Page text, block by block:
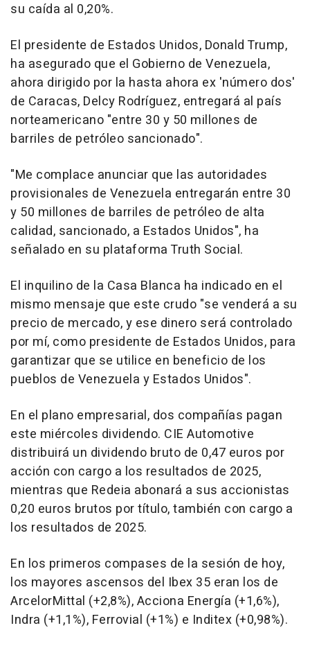
su caída al 0,20%.
El presidente de Estados Unidos, Donald Trump,
ha asegurado que el Gobierno de Venezuela,
ahora dirigido por la hasta ahora ex 'número dos'
de Caracas, Delcy Rodríguez, entregará al país
norteamericano "entre 30 y 50 millones de
barriles de petróleo sancionado".
"Me complace anunciar que las autoridades
provisionales de Venezuela entregarán entre 30
y 50 millones de barriles de petróleo de alta
calidad, sancionado, a Estados Unidos", ha
señalado en su plataforma Truth Social.
El inquilino de la Casa Blanca ha indicado en el
mismo mensaje que este crudo "se venderá a su
precio de mercado, y ese dinero será controlado
por mí, como presidente de Estados Unidos, para
garantizar que se utilice en beneficio de los
pueblos de Venezuela y Estados Unidos".
En el plano empresarial, dos compañías pagan
este miércoles dividendo. CIE Automotive
distribuirá un dividendo bruto de 0,47 euros por
acción con cargo a los resultados de 2025,
mientras que Redeia abonará a sus accionistas
0,20 euros brutos por título, también con cargo a
los resultados de 2025.
En los primeros compases de la sesión de hoy,
los mayores ascensos del Ibex 35 eran los de
ArcelorMittal (+2,8%), Acciona Energía (+1,6%),
Indra (+1,1%), Ferrovial (+1%) e Inditex (+0,98%).